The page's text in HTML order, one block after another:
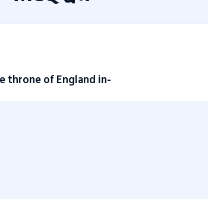
throne of England in-